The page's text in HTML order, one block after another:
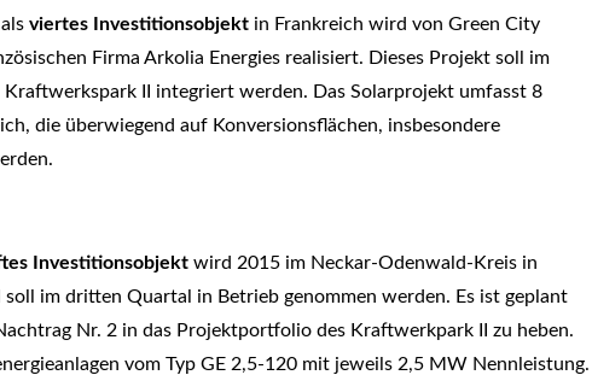
als viertes Investitionsobjekt in Frankreich wird von Green City
Firma Arkolia Energies realisiert. Dieses Projekt soll im
Kraftwerkspark II integriert werden. Das Solarprojekt umfasst 8
die überwiegend auf Konversionsflächen, insbesondere
Investitionsobjekt wird 2015 im Neckar-Odenwald-Kreis in
im dritten Quartal in Betrieb genommen werden. Es ist geplant
Nr. 2 in das Projektportfolio des Kraftwerkpark II zu heben.
vom Typ GE 2,5-120 mit jeweils 2,5 MW Nennleistung.